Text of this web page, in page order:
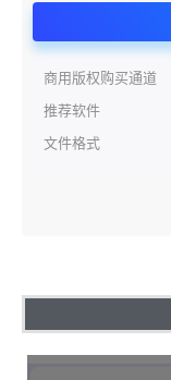
商用版权购买通道
推荐软件
文件格式